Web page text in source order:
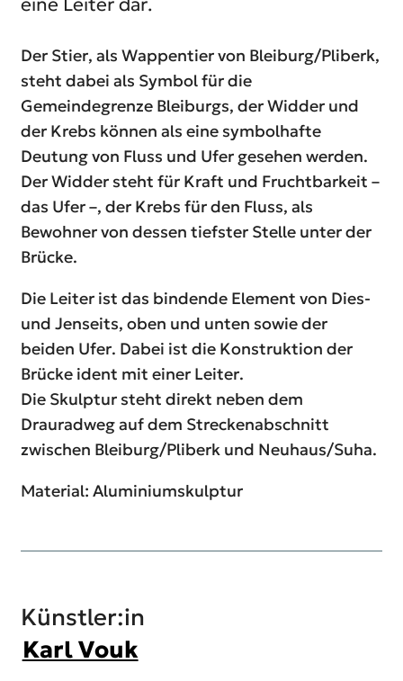
Der Stier, als Wappentier von Bleiburg/Pliberk,
steht dabei als Symbol für die
Gemeindegrenze Bleiburgs, der Widder und
der Krebs können als eine symbolhafte
Deutung von Fluss und Ufer gesehen werden.
Der Widder steht für Kraft und Fruchtbarkeit –
das Ufer –, der Krebs für den Fluss, als
Bewohner von dessen tiefster Stelle unter der
Brücke.
Die Leiter ist das bindende Element von Dies-
und Jenseits, oben und unten sowie der
beiden Ufer. Dabei ist die Konstruktion der
Brücke ident mit einer Leiter.
Die Skulptur steht direkt neben dem
Drauradweg auf dem Streckenabschnitt
zwischen Bleiburg/Pliberk und Neuhaus/Suha.
Material: Aluminiumskulptur
Künstler:in
Karl Vouk